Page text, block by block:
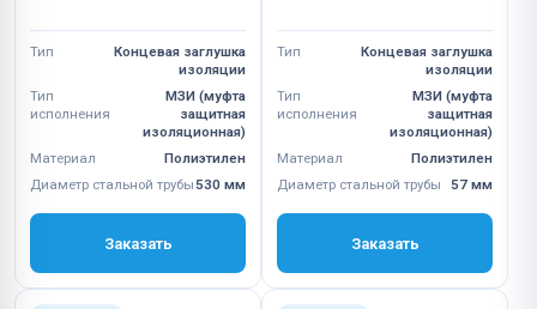
Тип
Концевая заглушка
изоляции
Тип
исполнения
МЗИ (муфта
защитная
изоляционная)
Материал
Полиэтилен
Диаметр стальной трубы 530 мм
Заказать
Тип
Концевая заглушка
изоляции
Тип
исполнения
МЗИ (муфта
защитная
изоляционная)
Материал
Полиэтилен
Диаметр стальной трубы
57 мм
Заказать